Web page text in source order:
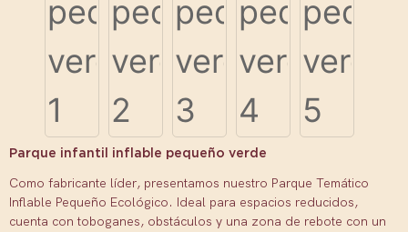
Parque infantil inflable pequeño verde
Como fabricante líder, presentamos nuestro Parque Temático
Inflable Pequeño Ecológico. Ideal para espacios reducidos,
cuenta con toboganes, obstáculos y una zona de rebote con un